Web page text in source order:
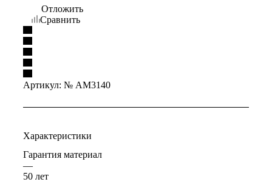
Отложить
Сравнить
Артикул: № AM3140
Характеристики
Гарантия материал
—
50 лет